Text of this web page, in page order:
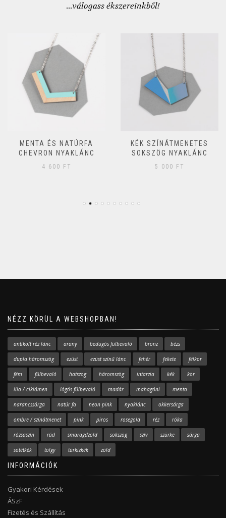
...válogass ékszereinkből!
MENTA ÉS NATÚRFA
CHEVRON NYAKLÁNC
4 600 FT
KÉK SZÍNÁTMENETES
SOKSZÖG NYAKLÁNC
5 000 FT
NÉZZ KÖRÜL A WEBSHOPBAN!
antikolt réz lánc arany bedugós fülbevaló bronz bézs
dupla háromszög ezüst ezüst színű lánc fehér fekete félkör
fém fülbevaló hatszög háromszög intarzia kék kör
lila / ciklámen lógós fülbevaló madár mahagóni menta
narancssárga natúr fa neon pink nyaklánc okkersárga
ombre / színátmenet pink piros rosegold réz róka
rózsaszín rúd smaragdzöld sokszög szív szürke sárga
sötétkék tölgy türkizkék zöld
INFORMÁCIÓK
Gyakori Kérdések
ÁSzF
Fizetés és Szállítás